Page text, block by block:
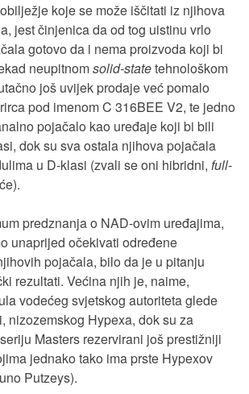
koje se može iščitati iz njihova
jest činjenica da od tog uistinu vrlo
gotovo da i nema proizvoda koji bi
neupitnomsolid-statetehnološkom
još uvijek prodaje već pomalo
pod imenom C 316BEE V2, te jedno
pojačalo kao uređaje koji bi bili
dok su sva ostala njihova pojačala
u D-klasi (zvali se oni hibridni, full-
predznanja o NAD-ovim uređajima,
unaprijed očekivati određene
pojačala, bilo da je u pitanju
rezultati. Većina njih je, naime,
vodećeg svjetskog autoriteta glede
nizozemskog Hypexa, dok su za
Masters rezervirani još prestižniji
jednako tako ima prste Hypexov
Putzeys).